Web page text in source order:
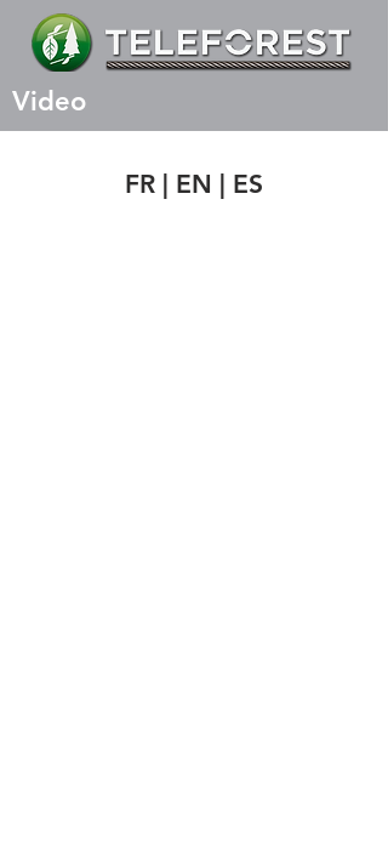
Video
FR | EN | ES